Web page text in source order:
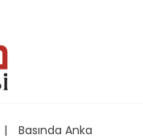
| Basında Anka